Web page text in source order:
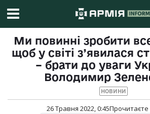
Ми повинні зробити
щоб у світі з’явилася
– брати до уваги
Володимир
НОВИНИ
26 Травня 2022, 0:45Прочитаєте